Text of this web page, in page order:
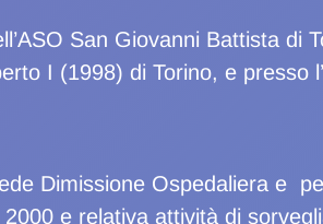
San Giovanni Battista di
I (1998) di Torino, e presso
Dimissione Ospedaliera e
e relativa attività di